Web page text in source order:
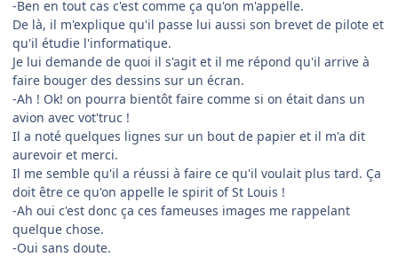
-Ben en tout cas c'est comme ça qu'on m'appelle.
De là, il m'explique qu'il passe lui aussi son brevet de pilote et
qu'il étudie l'informatique.
Je lui demande de quoi il s'agit et il me répond qu'il arrive à
faire bouger des dessins sur un écran.
-Ah ! Ok! on pourra bientôt faire comme si on était dans un
avion avec vot'truc !
Il a noté quelques lignes sur un bout de papier et il m'a dit
aurevoir et merci.
Il me semble qu'il a réussi à faire ce qu'il voulait plus tard. Ça
doit être ce qu'on appelle le spirit of St Louis !
-Ah oui c'est donc ça ces fameuses images me rappelant
quelque chose.
-Oui sans doute.